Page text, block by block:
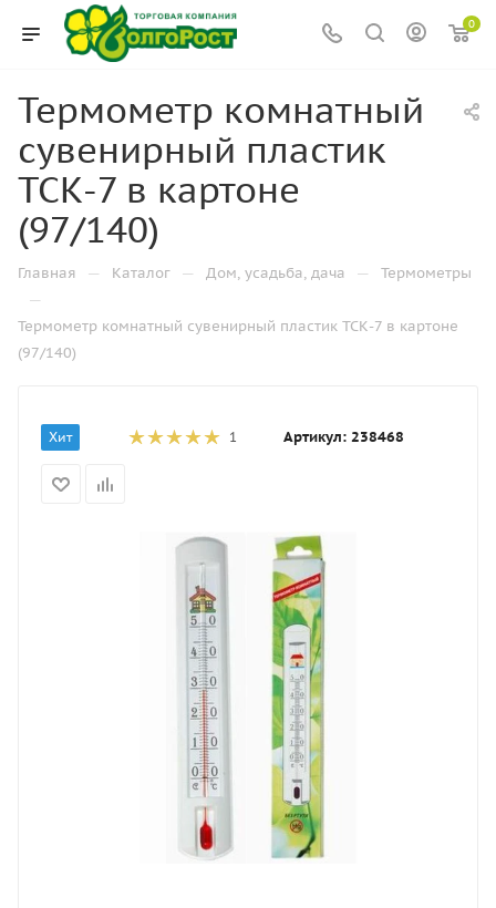
0
Термометр комнатный
сувенирный пластик
ТСК-7 в картоне
(97/140)
Главная — Каталог — Дом, усадьба, дача — Термометры
—
Термометр комнатный сувенирный пластик ТСК-7 в картоне
(97/140)
Хит 1 Артикул: 238468